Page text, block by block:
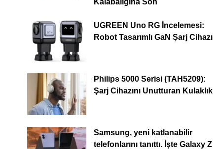
Kalabalığına Son
UGREEN Uno RG İncelemesi:
Robot Tasarımlı GaN Şarj Cihazı
Philips 5000 Serisi (TAH5209):
Şarj Cihazını Unutturan Kulaklık
Samsung, yeni katlanabilir
telefonlarını tanıttı. İşte Galaxy Z